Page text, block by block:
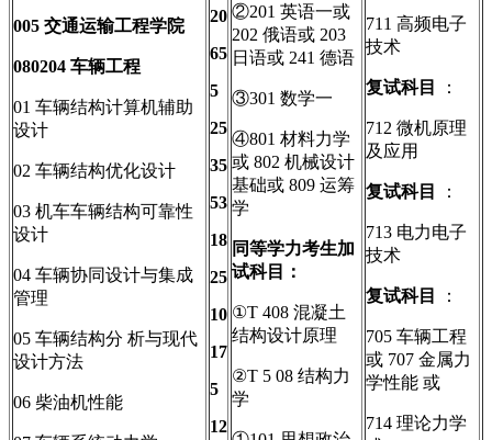
005 交通运输工程学院
080204 车辆工程
01 车辆结构计算机辅助
设计
02 车辆结构优化设计
03 机车车辆结构可靠性
设计
04 车辆协同设计与集成
管理
05 车辆结构分 析与现代
设计方法
06 柴油机性能
20
65
5
25
35
53
18
25
10
17
5
12
②201 英语一或
202 俄语或 203
日语或 241 德语
③301 数学一
④801 材料力学
或 802 机械设计
基础或 809 运筹
学
同等学力考生加
试科目：
①T 408 混凝土
结构设计原理
②T 5 08 结构力
学
711 高频电子
技术
复试科目 ：
712 微机原理
及应用
复试科目 ：
713 电力电子
技术
复试科目 ：
705 车辆工程
或 707 金属力
学性能 或
714 理论力学